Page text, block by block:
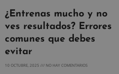
¿Entrenas mucho y no
ves resultados? Errores
comunes que debes
evitar
10 OCTUBRE, 2025 NO HAY COMENTARIOS